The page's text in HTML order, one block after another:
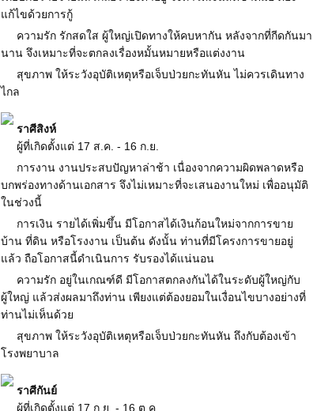
แก้ไขด้วยการกู้
ความรัก รักสดใส ผู้ใหญ่เปิดทางให้คบหากัน หลังจากที่กีดกันมา
นาน จึงเหมาะที่จะตกลงเรื่องหมั้นหมายหรือแต่งงาน
สุขภาพ ให้ระวังอุบัติเหตุหรือเจ็บป่วยกะทันหัน ไม่ควรเดินทาง
ไกล
ราศีสิงห์
ผู้ที่เกิดตั้งแต่ 17 ส.ค. - 16 ก.ย.
การงาน งานประสบปัญหาล่าช้า เนื่องจากความผิดพลาดหรือ
บกพร่องทางด้านเอกสาร จึงไม่เหมาะที่จะเสนองานใหม่ เพื่ออนุมัติ
ในช่วงนี้
การเงิน รายได้เพิ่มขึ้น มีโอกาสได้เงินก้อนใหม่จากการขาย
บ้าน ที่ดิน หรือโรงงาน เป็นต้น ดังนั้น ท่านที่มีโครงการขายอยู่
แล้ว ถือโอกาสนี้ดำเนินการ รับรองได้แน่นอน
ความรัก อยู่ในเกณฑ์ดี มีโอกาสตกลงกันได้ในระดับผู้ใหญ่กับ
ผู้ใหญ่ แล้วส่งผลมาถึงท่าน เพียงแต่ต้องยอมในเงื่อนไขบางอย่างที่
ท่านไม่เห็นด้วย
สุขภาพ ให้ระวังอุบัติเหตุหรือเจ็บป่วยกะทันหัน ถึงกับต้องเข้า
โรงพยาบาล
ราศีกันย์
ผู้ที่เกิดตั้งแต่ 17 ก.ย. - 16 ต.ค.